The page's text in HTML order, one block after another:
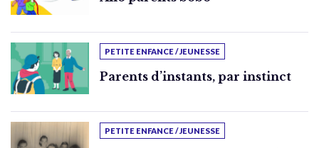
PETITE ENFANCE / JEUNESSE
Parents d’instants, par instinct
PETITE ENFANCE / JEUNESSE